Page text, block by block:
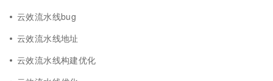
云效流水线bug
云效流水线地址
云效流水线构建优化